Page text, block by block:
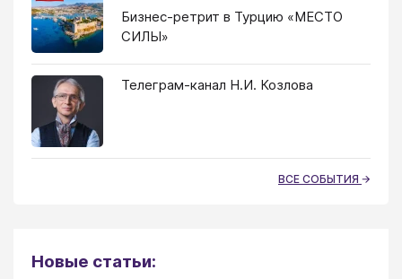
Бизнес-ретрит в Турцию «МЕСТО
СИЛЫ»
Телеграм-канал Н.И. Козлова
ВСЕ СОБЫТИЯ
Новые статьи: